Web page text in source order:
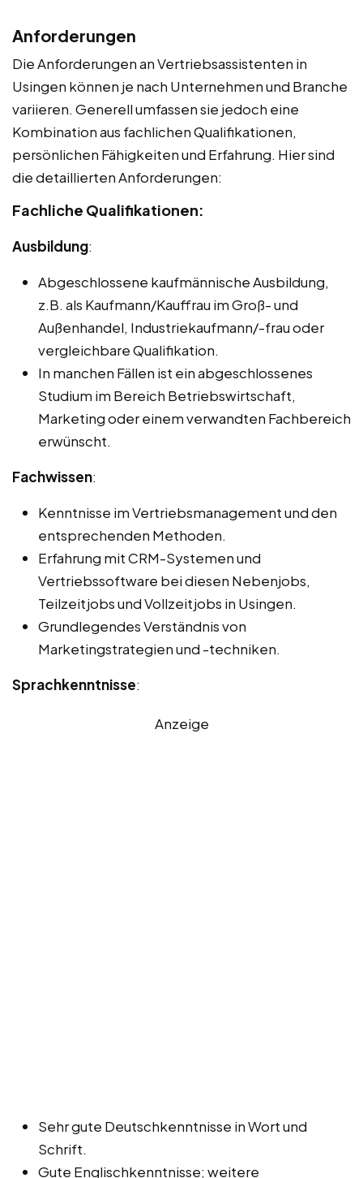
Anforderungen
Die Anforderungen an Vertriebsassistenten in
Usingen können je nach Unternehmen und Branche
variieren. Generell umfassen sie jedoch eine
Kombination aus fachlichen Qualifikationen,
persönlichen Fähigkeiten und Erfahrung. Hier sind
die detaillierten Anforderungen:
Fachliche Qualifikationen:
Ausbildung:
Abgeschlossene kaufmännische Ausbildung,
z.B. als Kaufmann/Kauffrau im Groß- und
Außenhandel, Industriekaufmann/-frau oder
vergleichbare Qualifikation.
In manchen Fällen ist ein abgeschlossenes
Studium im Bereich Betriebswirtschaft,
Marketing oder einem verwandten Fachbereich
erwünscht.
Fachwissen:
Kenntnisse im Vertriebsmanagement und den
entsprechenden Methoden.
Erfahrung mit CRM-Systemen und
Vertriebssoftware bei diesen Nebenjobs,
Teilzeitjobs und Vollzeitjobs in Usingen.
Grundlegendes Verständnis von
Marketingstrategien und -techniken.
Sprachkenntnisse:
Anzeige
Sehr gute Deutschkenntnisse in Wort und
Schrift.
Gute Englischkenntnisse; weitere